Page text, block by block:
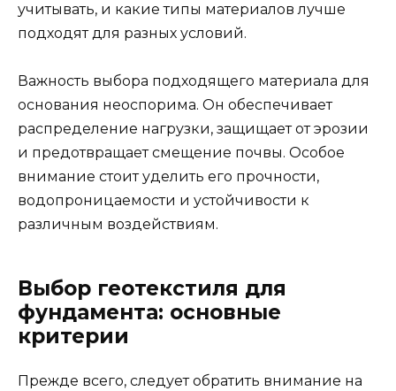
учитывать, и какие типы материалов лучше
подходят для разных условий.
Важность выбора подходящего материала для
основания неоспорима. Он обеспечивает
распределение нагрузки, защищает от эрозии
и предотвращает смещение почвы. Особое
внимание стоит уделить его прочности,
водопроницаемости и устойчивости к
различным воздействиям.
Выбор геотекстиля для
фундамента: основные
критерии
Прежде всего, следует обратить внимание на